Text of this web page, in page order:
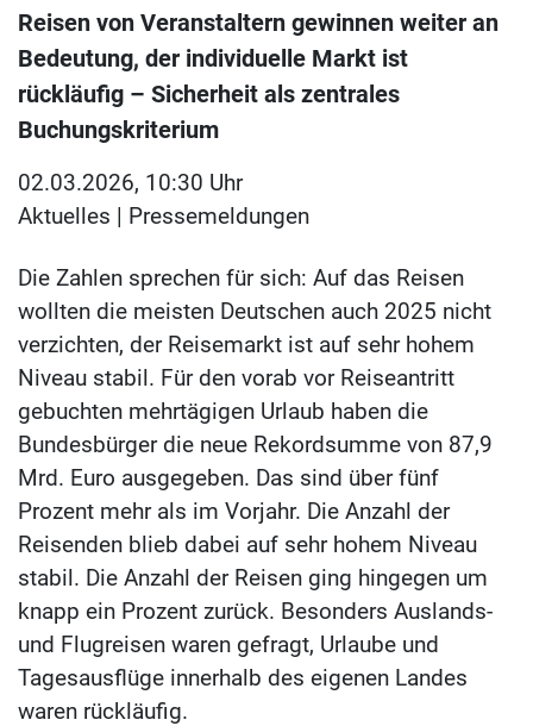
Reisen von Veranstaltern gewinnen weiter an
Bedeutung, der individuelle Markt ist
rückläufig – Sicherheit als zentrales
Buchungskriterium
02.03.2026, 10:30 Uhr
Aktuelles | Pressemeldungen
Die Zahlen sprechen für sich: Auf das Reisen
wollten die meisten Deutschen auch 2025 nicht
verzichten, der Reisemarkt ist auf sehr hohem
Niveau stabil. Für den vorab vor Reiseantritt
gebuchten mehrtägigen Urlaub haben die
Bundesbürger die neue Rekordsumme von 87,9
Mrd. Euro ausgegeben. Das sind über fünf
Prozent mehr als im Vorjahr. Die Anzahl der
Reisenden blieb dabei auf sehr hohem Niveau
stabil. Die Anzahl der Reisen ging hingegen um
knapp ein Prozent zurück. Besonders Auslands-
und Flugreisen waren gefragt, Urlaube und
Tagesausflüge innerhalb des eigenen Landes
waren rückläufig.